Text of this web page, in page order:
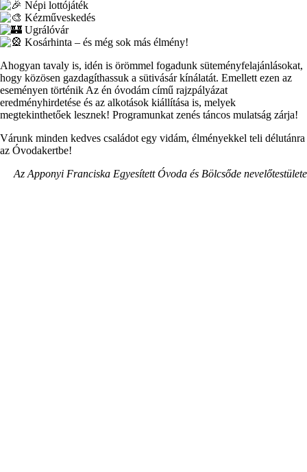
Népi lottójáték
Kézműveskedés
Ugrálóvár
Kosárhinta – és még sok más élmény!
Ahogyan tavaly is, idén is örömmel fogadunk süteményfelajánlásokat,
hogy közösen gazdagíthassuk a sütivásár kínálatát. Emellett ezen az
eseményen történik Az én óvodám című rajzpályázat
eredményhirdetése és az alkotások kiállítása is, melyek
megtekinthetőek lesznek! Programunkat zenés táncos mulatság zárja!
Várunk minden kedves családot egy vidám, élményekkel teli délutánra
az Óvodakertbe!
Az Apponyi Franciska Egyesített Óvoda és Bölcsőde nevelőtestülete